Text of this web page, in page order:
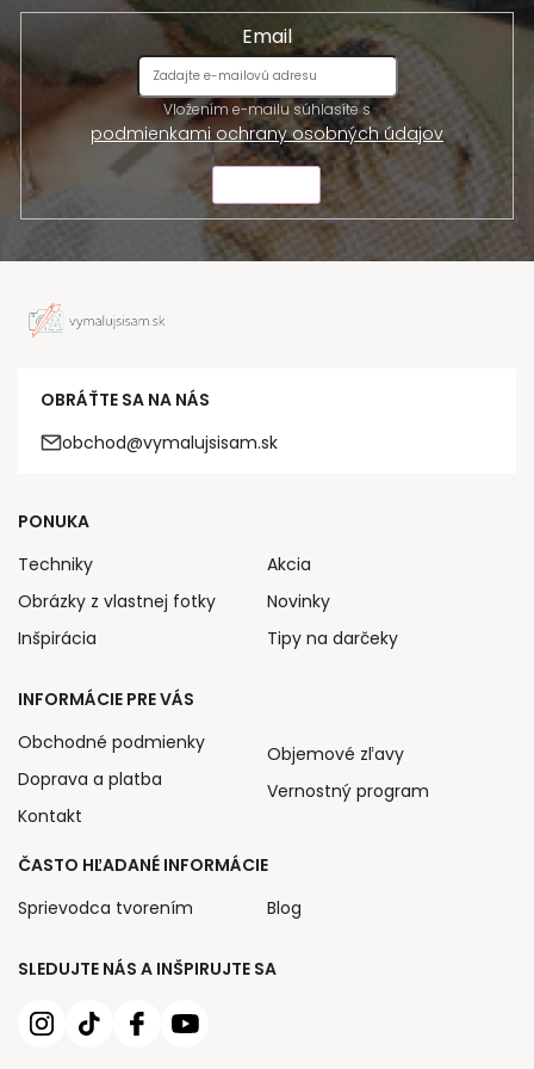
Email
Vložením e-mailu súhlasíte s
podmienkami ochrany osobných údajov
OBRÁŤTE SA NA NÁS
obchod@vymalujsisam.sk
SLEDUJTE NÁS A INŠPIRUJTE SA
PONUKA
Techniky
Obrázky z vlastnej fotky
Inšpirácia
Akcia
Novinky
Tipy na darčeky
INFORMÁCIE PRE VÁS
Obchodné podmienky
Doprava a platba
Kontakt
Objemové zľavy
Vernostný program
ČASTO HĽADANÉ INFORMÁCIE
Sprievodca tvorením
Blog